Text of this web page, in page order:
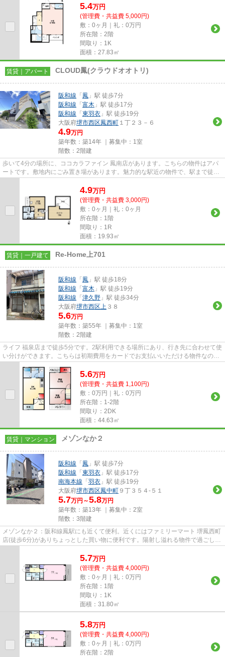
5.4万円
(管理費・共益費 5,000円)
敷：0ヶ月｜礼：0万円
所在階：2階
間取り：1K
面積：27.83㎡
賃貸｜アパート CLOUD鳳(クラウドオオトリ)
阪和線 「 鳳 」駅 徒歩7分
阪和線 「 富木 」駅 徒歩17分
阪和線 「 東羽衣 」駅 徒歩19分
大阪府堺市西区鳳西町 １丁２３－６
4.9万円
築年数：築14年 ｜募集中： 1室
階数：2階建
歩いて4分の場所に、ココカラファイン 鳳南店があります。こちらの物件はアパ
ートです。敷地内にごみ置き場があります。魅力的な駅近の物件で、駅まで徒歩
4.9万円
(管理費・共益費 3,000円)
敷：0ヶ月｜礼：0ヶ月
所在階：1階
間取り：1R
面積：19.93㎡
賃貸｜一戸建て Re-Home上701
阪和線 「 鳳 」駅 徒歩18分
阪和線 「 富木 」駅 徒歩19分
阪和線 「 津久野 」駅 徒歩34分
大阪府堺市西区上 ３８
5.6万円
築年数：築55年 ｜募集中： 1室
階数：2階建
ライフ 福泉店まで徒歩5分です。2駅利用できる場所にあり、行き先に合わせて使
い分けができます。こちらは初期費用をカードでお支払いいただける物件なの
5.6万円
(管理費・共益費 1,100円)
敷：0万円｜礼：0万円
所在階：1-2階
間取り：2DK
面積：44.63㎡
賃貸｜マンション メゾンなか２
阪和線 「 鳳 」駅 徒歩7分
阪和線 「 東羽衣 」駅 徒歩17分
南海本線 「 羽衣 」駅 徒歩19分
大阪府堺市西区鳳中町 ９丁３５４-５１
5.7万円～5.8万円
築年数：築13年 ｜募集中： 2室
階数：3階建
メゾンなか２：阪和線鳳駅にも近くて便利。近くにはファミリーマート 堺鳳西町
店(徒歩6分)がありちょっとした買い物に便利です。陽射し溢れる物件で過ごして
5.7万円
(管理費・共益費 4,000円)
敷：0ヶ月｜礼：0万円
所在階：1階
間取り：1K
面積：31.80㎡
5.8万円
(管理費・共益費 4,000円)
敷：0ヶ月｜礼：0万円
所在階：2階